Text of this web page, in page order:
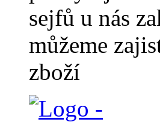
sejfů u nás
můžeme
zboží